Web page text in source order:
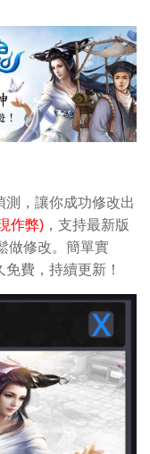
，讓你成功修改出
作弊) ，支持最新版
做修改。簡單實
費，持續更新！